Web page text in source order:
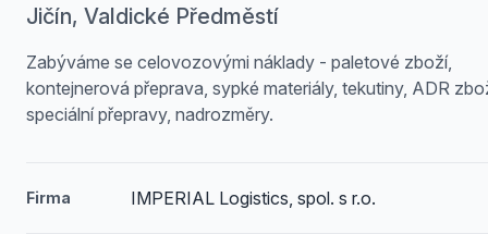
Jičín, Valdické Předměstí
Zabýváme se celovozovými náklady - paletové zboží,
kontejnerová přeprava, sypké materiály, tekutiny, ADR
speciální přepravy, nadrozměry.
Firma IMPERIAL Logistics, spol. s r.o.